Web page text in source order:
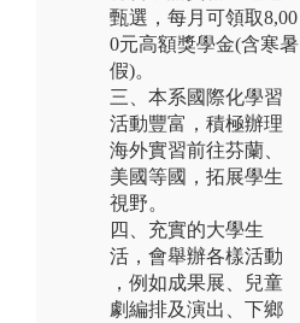
甄選，每月可領取8,00
0元高額獎學金(含寒暑
假)。
三、本系國際化學習
活動豐富，積極辦理
海外實習前往芬蘭、
美國等國，拓展學生
視野。
四、充實的大學生
活，會舉辦各樣活動
，例如成果展、兒童
劇編排及演出、下鄉